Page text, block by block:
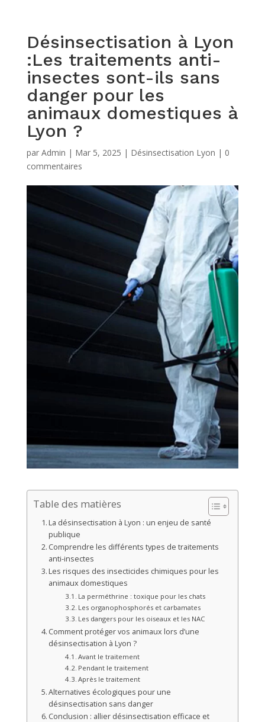
Désinsectisation à Lyon
:Les traitements anti-
insectes sont-ils sans
danger pour les
animaux domestiques à
Lyon ?
par Admin | Mar 5, 2025 | Désinsectisation Lyon | 0
commentaires
Table des matières
La désinsectisation à Lyon : un enjeu de santé
publique
Comprendre les différents types de traitements
anti-insectes
Les risques des insecticides chimiques pour les
animaux domestiques
La perméthrine : toxique pour les chats
Les organophosphorés et carbamates
Les dangers pour les oiseaux et les NAC
Comment protéger vos animaux lors d’une
désinsectisation à Lyon ?
Avant le traitement
Pendant le traitement
Après le traitement
Alternatives écologiques pour une
désinsectisation sans danger
Conclusion : allier désinsectisation efficace et